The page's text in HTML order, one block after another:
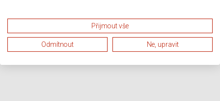
Přijmout vše
Odmítnout Ne, upravit